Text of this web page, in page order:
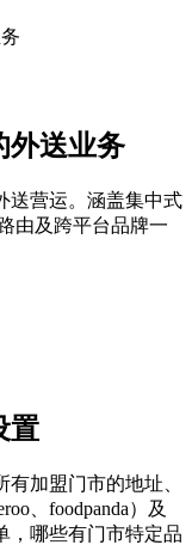
外送业务
送营运。涵盖集中式
由及跨平台品牌一
置
加盟门市的地址、
、foodpanda）及
，哪些有门市特定品